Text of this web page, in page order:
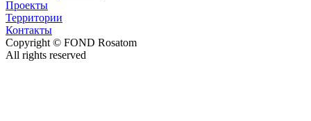
Проекты
Территории
Контакты
Copyright © FOND Rosatom
All rights reserved